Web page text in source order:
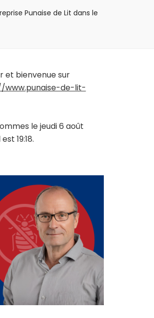
Punaise de Lit dans le
et bienvenue sur
www.punaise-de-lit-
le jeudi 6 août
19:18.